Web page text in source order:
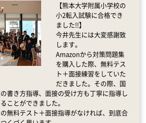
【熊本大学附属小学校の
小2転入試験に合格でき
ました!!】
今井先生には大変感謝致
します。
Amazonから対策問題集
を購入した際、無料テス
ト＋面接練習をしていた
だきました。その際、国
書き方指導、面接の受け方も丁寧に指導し
ことができました。
無料テスト＋面接指導がなければ、到底合